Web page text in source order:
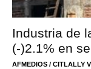
Industria de
(-)2.1% en
AFMEDIOS / CITLALLY